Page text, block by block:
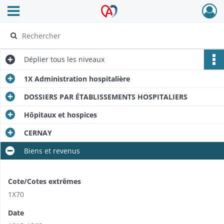
Archives Alsace - Colmar
Ouvrir le menu déroulant
Déplier tous les niveaux
1X Administration hospitalière
DOSSIERS PAR ÉTABLISSEMENTS HOSPITALIERS
Hôpitaux et hospices
CERNAY
Biens et revenus
Cote/Cotes extrêmes
1X70
Date